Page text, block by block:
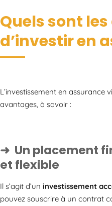
Quels sont
d’investir en
L’investissement en assurance
avantages, à savoir :
Un placement
et flexible
Il s’agit d’un investissement
pouvez souscrire à un contrat